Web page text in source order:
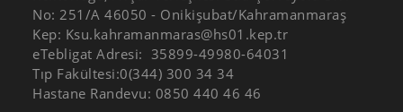
No: 251/A 46050 - Onikişubat/Kahramanmaraş
Kep: Ksu.kahramanmaras@hs01.kep.tr
eTebligat Adresi: 35899-49980-64031
Tıp Fakültesi:0(344) 300 34 34
Hastane Randevu: 0850 440 46 46